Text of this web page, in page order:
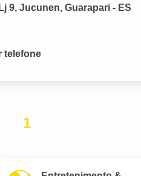
9, Jucunen, Guarapari - ES
telefone
1